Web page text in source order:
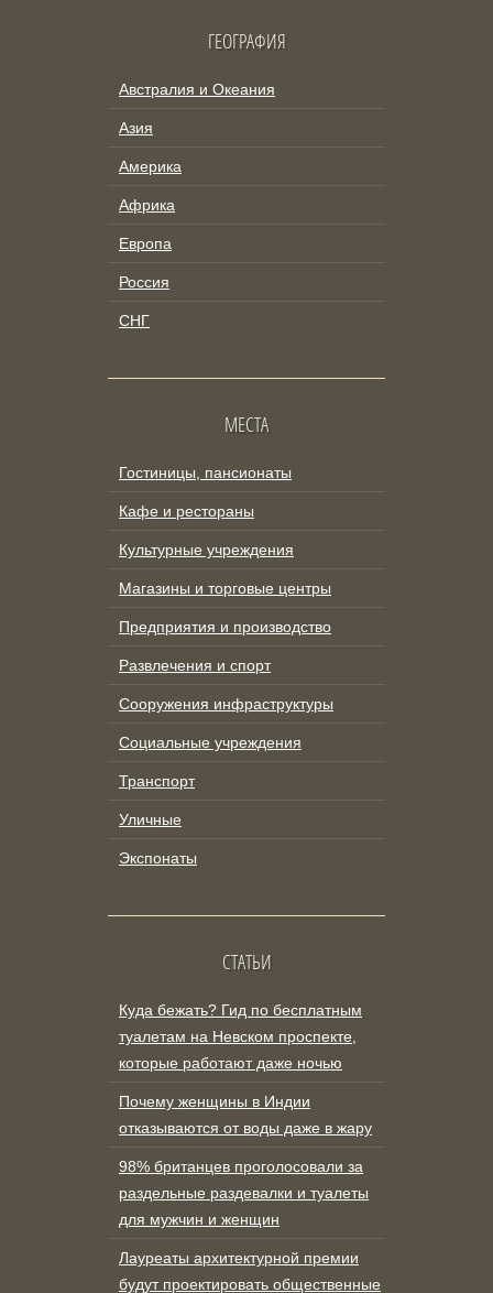
ГЕОГРАФИЯ
Австралия и Океания
Азия
Америка
Африка
Европа
Россия
СНГ
МЕСТА
Гостиницы, пансионаты
Кафе и рестораны
Культурные учреждения
Магазины и торговые центры
Предприятия и производство
Развлечения и спорт
Сооружения инфраструктуры
Социальные учреждения
Транспорт
Уличные
Экспонаты
СТАТЬИ
Куда бежать? Гид по бесплатным
туалетам на Невском проспекте,
которые работают даже ночью
Почему женщины в Индии
отказываются от воды даже в жару
98% британцев проголосовали за
раздельные раздевалки и туалеты
для мужчин и женщин
Лауреаты архитектурной премии
будут проектировать общественные